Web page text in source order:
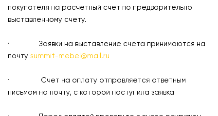
покупателя на расчетный счет по предварительно
выставленному счету.
· Заявки на выставление счета принимаются на
почту summit-mebel@mail.ru
· Счет на оплату отправляется ответным
письмом на почту, с которой поступила заявка